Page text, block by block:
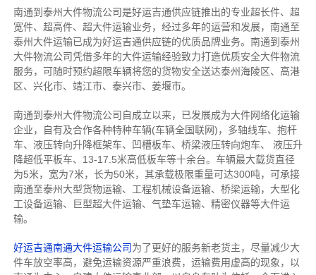
南通到泰州大件物流公司是好运吉通供应链推出的专业超长件、超
宽件、超高件、超大件运输业务，经过多年的运营和发展，南通至
泰州大件运输已成为好运吉通供应链的优质品牌业务。南通到泰州
大件物流公司凭借多年的大件运输经验致力打造优质安全大件物流
服务，可随时预约超限车辆将您的货物安全送达泰州海陵区、高港
区、兴化市、靖江市、泰兴市、姜堰市。
南通到泰州大件物流公司自成立以来，已发展成为大件网络化运输
企业，自有及合作各种特种车辆(车辆全国联网)，多轴线车、抱杆
车、液压转向升降框架车、凹槽板车、桥梁液压转向炮车、 液压升
降超低平板车、13-17.5米高低板车等十余台。车辆最大载货直径
为5米，宽为7米，长为50米，其承载极限重量可达300吨，可承接
南通至泰州大型货物运输、工程机械设备运输、桥梁运输，大型化
工设备运输、巨型超大件运输、气垫车运输、精密仪器等大件运
输。
好运吉通南通大件运输公司为了更好的服务新老货主，尽量减少大
件车放空率高，避免运输资源严重浪费，运输费用虚高的现象，以